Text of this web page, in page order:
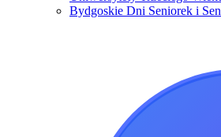
Bydgoskie Dni Seniorek i